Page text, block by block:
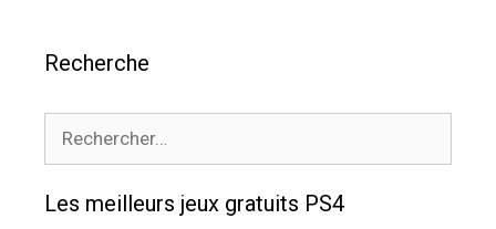
Recherche
Les meilleurs jeux gratuits PS4